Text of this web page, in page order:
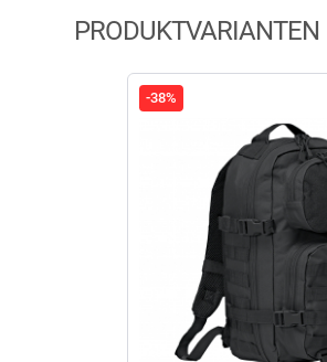
PRODUKTVARIANTEN
-38%